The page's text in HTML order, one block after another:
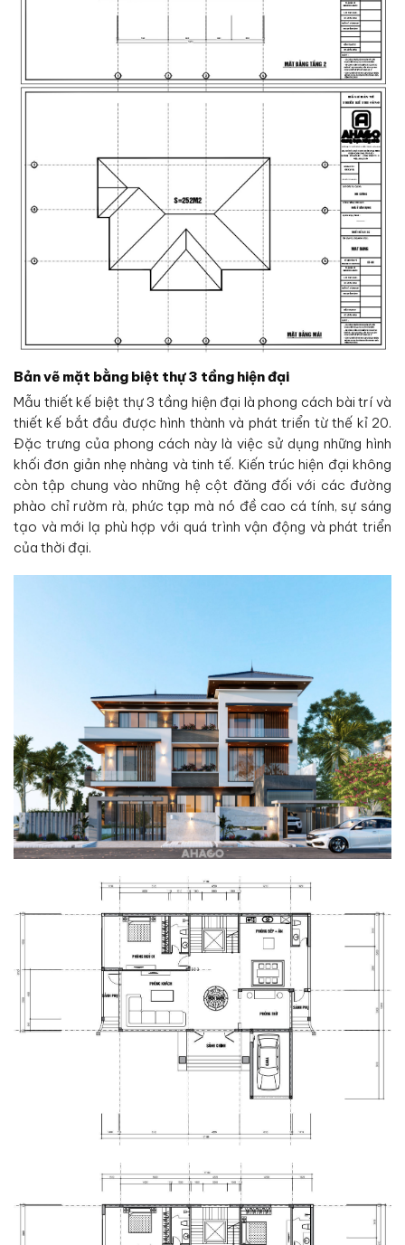
Bản vẽ mặt bằng biệt thự 3 tầng hiện đại
Mẫu thiết kế biệt thự 3 tầng hiện đại là phong cách bài trí và
thiết kế bắt đầu được hình thành và phát triển từ thế kỉ 20.
Đặc trưng của phong cách này là việc sử dụng những hình
khối đơn giản nhẹ nhàng và tinh tế. Kiến trúc hiện đại không
còn tập chung vào những hệ cột đăng đối với các đường
phào chỉ rườm rà, phức tạp mà nó đề cao cá tính, sự sáng
tạo và mới lạ phù hợp với quá trình vận động và phát triển
của thời đại.